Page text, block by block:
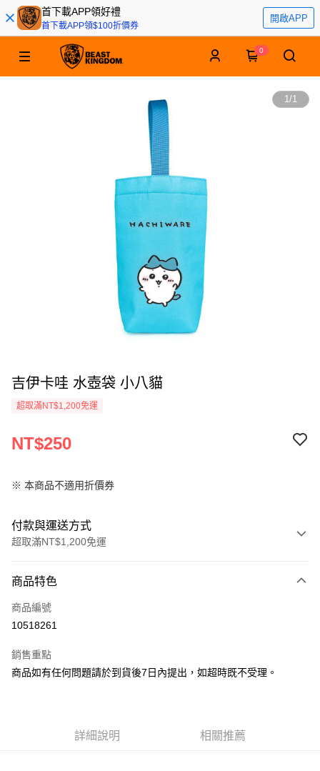
首下載APP領好禮
首下載APP領$100折價券
開啟APP
0
1/1
吉伊卡哇 水壺袋 小八貓
超取滿NT$1,200免運
NT$250
※ 本商品不適用折價券
付款與運送方式
超取滿NT$1,200免運
信用卡一次付款
LINE Pay
悠遊付
商品特色
商品編號
10518261
銷售重點
商品如有任何問題請於到貨後7日內提出，如超時既不受理。
詳細說明 相關推薦